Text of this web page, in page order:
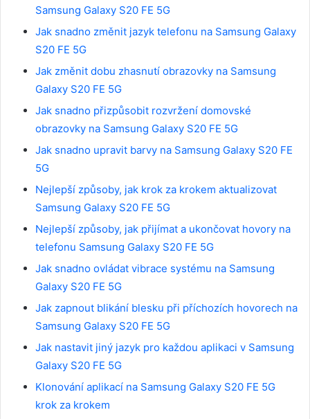
Samsung Galaxy S20 FE 5G
Jak snadno změnit jazyk telefonu na Samsung Galaxy
S20 FE 5G
Jak změnit dobu zhasnutí obrazovky na Samsung
Galaxy S20 FE 5G
Jak snadno přizpůsobit rozvržení domovské
obrazovky na Samsung Galaxy S20 FE 5G
Jak snadno upravit barvy na Samsung Galaxy S20 FE
5G
Nejlepší způsoby, jak krok za krokem aktualizovat
Samsung Galaxy S20 FE 5G
Nejlepší způsoby, jak přijímat a ukončovat hovory na
telefonu Samsung Galaxy S20 FE 5G
Jak snadno ovládat vibrace systému na Samsung
Galaxy S20 FE 5G
Jak zapnout blikání blesku při příchozích hovorech na
Samsung Galaxy S20 FE 5G
Jak nastavit jiný jazyk pro každou aplikaci v Samsung
Galaxy S20 FE 5G
Klonování aplikací na Samsung Galaxy S20 FE 5G
krok za krokem